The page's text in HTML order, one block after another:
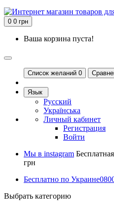
0 0 грн
Ваша корзина пуста!
Список желаний 0
Язык
Русский
Українська
Личный кабинет
Регистрация
Войти
Мы в instagram
грн
Бесплатно по Украине
Выбрать категорию